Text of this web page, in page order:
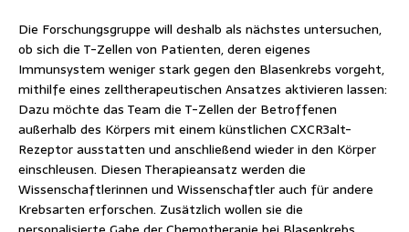
Die Forschungsgruppe will deshalb als nächstes untersuchen,
ob sich die T-Zellen von Patienten, deren eigenes
Immunsystem weniger stark gegen den Blasenkrebs vorgeht,
mithilfe eines zelltherapeutischen Ansatzes aktivieren lassen:
Dazu möchte das Team die T-Zellen der Betroffenen
außerhalb des Körpers mit einem künstlichen CXCR3alt-
Rezeptor ausstatten und anschließend wieder in den Körper
einschleusen. Diesen Therapieansatz werden die
Wissenschaftlerinnen und Wissenschaftler auch für andere
Krebsarten erforschen. Zusätzlich wollen sie die